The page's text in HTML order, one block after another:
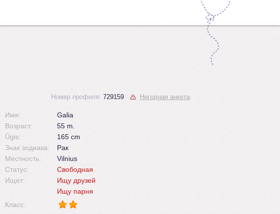
Номер профиля: 729159 Негодная анкета
Имя:
Galia
Возраст:
55 m.
Ūgis:
165 cm
Знак зодиака:
Рак
Местность:
Vilnius
Статус:
Свободная
Ищет:
Ищу друзей
Ищу парня
Класс: